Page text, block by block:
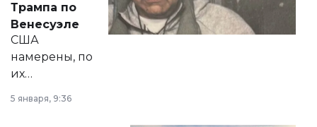
личного здоровья.
Трампа по
Венесуэле
США
намерены, по
их
принести
5 января, 9:36